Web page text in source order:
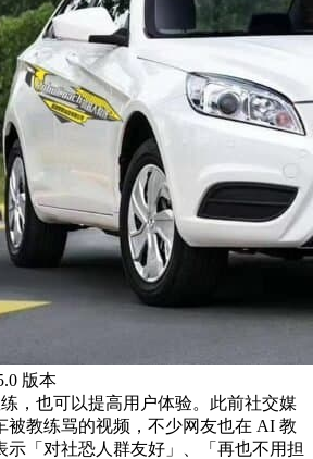
版本
，也可以提高用户体验。此前社交媒
被教练骂的视频，不少网友也在 AI 教
示「对社恐人群友好」、「再也不用担